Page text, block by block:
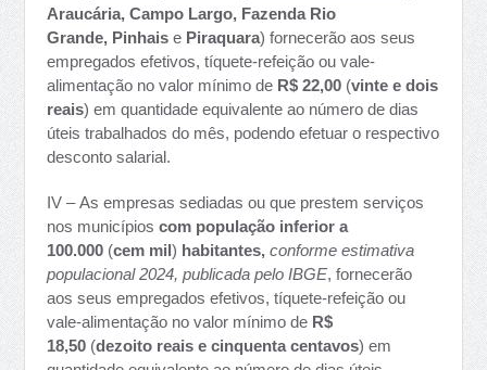
Araucária, Campo Largo, Fazenda Rio
Grande, Pinhaise Piraquara) fornecerão aos seus
empregados efetivos, tíquete-refeição ou vale-
alimentação no valor mínimo de R$ 22,00 (vinte e dois
reais) em quantidade equivalente ao número de dias
úteis trabalhados do mês, podendo efetuar o respectivo
desconto salarial.
IV – As empresas sediadas ou que prestem serviços
nos municípioscom população inferior a
100.000 (cem mil) habitantes, conforme estimativa
populacional 2024, publicada pelo IBGE, fornecerão
aos seus empregados efetivos, tíquete-refeição ou
vale-alimentação no valor mínimo de R$
18,50 (dezoito reais e cinquenta centavos) em